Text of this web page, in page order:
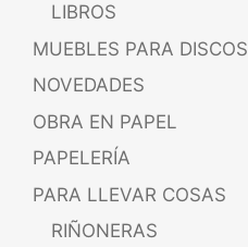
LIBROS
MUEBLES PARA DISCOS
NOVEDADES
OBRA EN PAPEL
PAPELERÍA
PARA LLEVAR COSAS
RIÑONERAS